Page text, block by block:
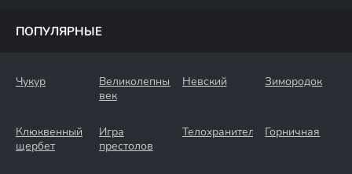
ПОПУЛЯРНЫЕ
Чукур
Великолепный
век
Невский Зимородок
Клюквенный
щербет
Игра
престолов
Телохранители Горничная